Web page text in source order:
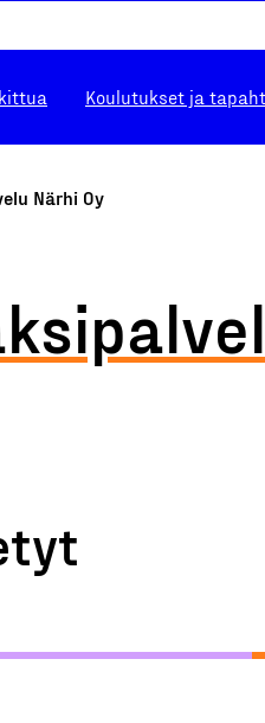
Koulutukset ja
Närhi Oy